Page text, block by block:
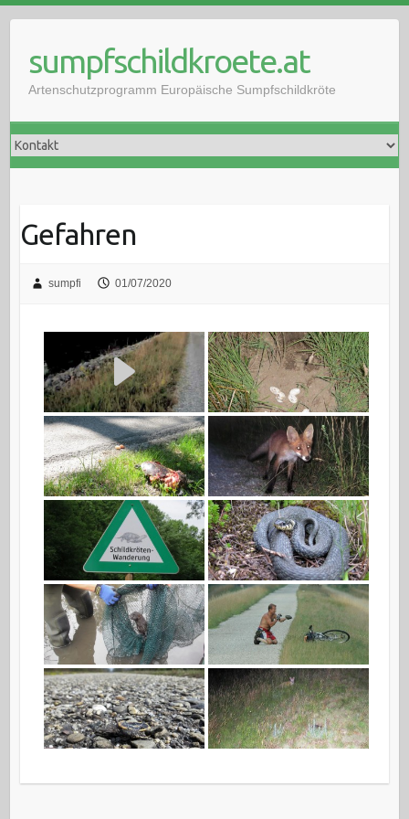
contentsumpfschildkroete.at
Artenschutzprogramm Europäische Sumpfschildkröte
Gefahren
sumpfi 01/07/2020